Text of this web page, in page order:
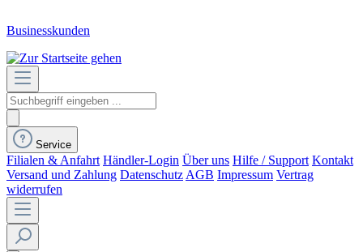
Businesskunden
Service
Filialen & Anfahrt Händler-Login Über uns Hilfe / Support Kontakt
Versand und Zahlung Datenschutz AGB Impressum Vertrag
widerrufen